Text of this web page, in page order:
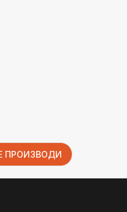
ПРОИЗВОДИ